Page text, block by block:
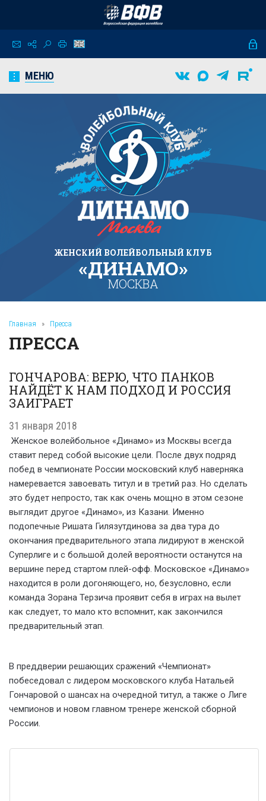
МЕНЮ
ЖЕНСКИЙ ВОЛЕЙБОЛЬНЫЙ КЛУБ
«ДИНАМО»
МОСКВА
Главная » Пресса
ПРЕССА
ГОНЧАРОВА: ВЕРЮ, ЧТО ПАНКОВ
НАЙДЁТ К НАМ ПОДХОД И РОССИЯ
ЗАИГРАЕТ
31 января 2018
Женское волейбольное «Динамо» из Москвы всегда
ставит перед собой высокие цели. После двух подряд
побед в чемпионате России московский клуб наверняка
намеревается завоевать титул и в третий раз. Но сделать
это будет непросто, так как очень мощно в этом сезоне
выглядит другое «Динамо», из Казани. Именно
подопечные Ришата Гилязутдинова за два тура до
окончания предварительного этапа лидируют в женской
Суперлиге и с большой долей вероятности останутся на
вершине перед стартом плей-офф. Московское «Динамо»
находится в роли догоняющего, но, безусловно, если
команда Зорана Терзича проявит себя в играх на вылет
как следует, то мало кто вспомнит, как закончился
предварительный этап.
В преддверии решающих сражений «Чемпионат»
побеседовал с лидером московского клуба Натальей
Гончаровой о шансах на очередной титул, а также о Лиге
чемпионов и новом главном тренере женской сборной
России.